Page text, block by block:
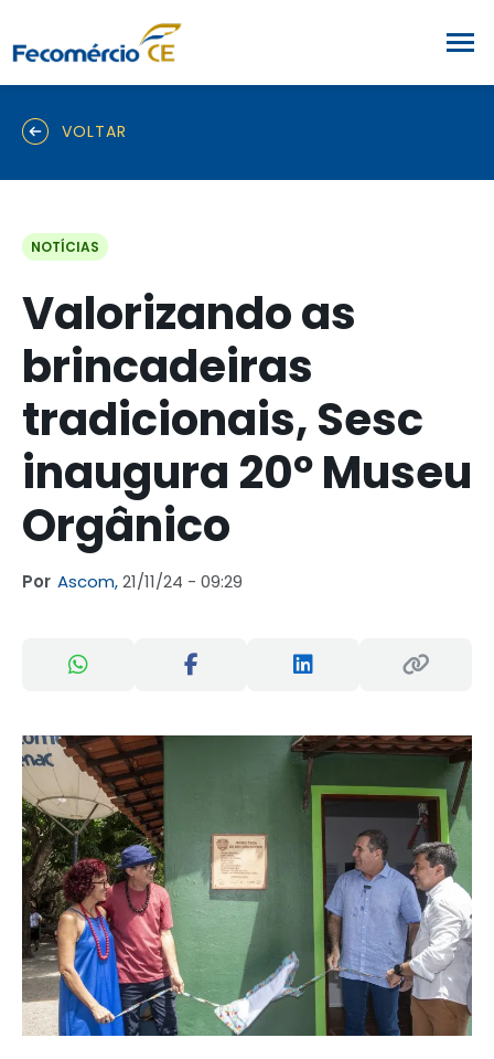
VOLTAR
NOTÍCIAS
Valorizando as
brincadeiras
tradicionais, Sesc
inaugura 20º Museu
Orgânico
Por Ascom,21/11/24 - 09:29